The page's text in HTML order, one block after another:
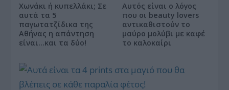
Χωνάκι ή κυπελλάκι; Σε
αυτά τα 5
παγωτατζίδικα της
Αθήνας η απάντηση
είναι…και τα δύο!
Αυτός είναι ο λόγος
που οι beauty lovers
αντικαθιστούν το
μαύρο μολύβι με καφέ
το καλοκαίρι